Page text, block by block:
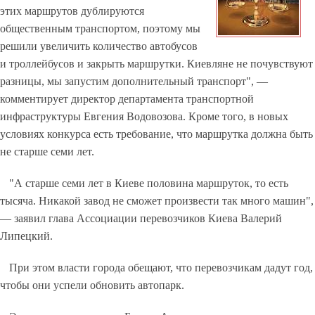
этих маршрутов дублируются
общественным транспортом, поэтому мы
решили увеличить количество автобусов
и троллейбусов и закрыть маршрутки. Киевляне не почувствуют
разницы, мы запустим дополнительный транспорт", —
комментирует директор департамента транспортной
инфраструктуры Евгения Водовозова. Кроме того, в новых
условиях конкурса есть требование, что маршрутка должна быть
не старше семи лет.
"А старше семи лет в Киеве половина маршруток, то есть
тысяча. Никакой завод не сможет произвести так много машин",
— заявил глава Ассоциации перевозчиков Киева Валерий
Липецкий.
При этом власти города обещают, что перевозчикам дадут год,
чтобы они успели обновить автопарк.